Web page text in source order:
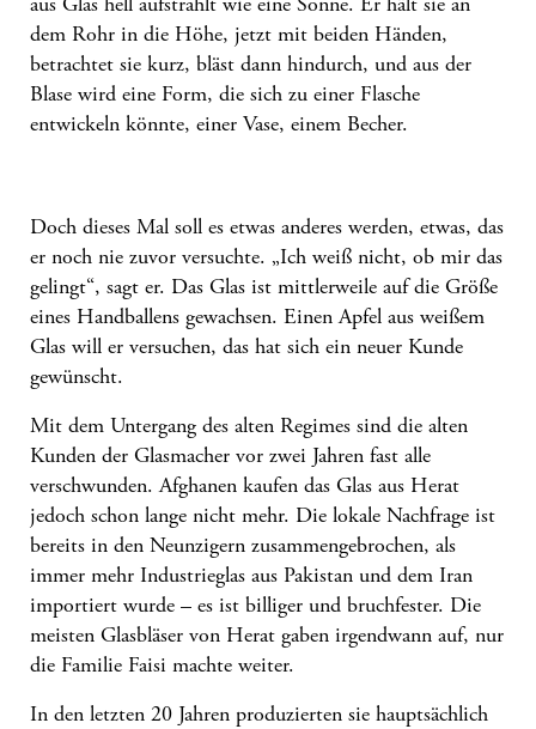
dem Rohr in die Höhe, jetzt mit beiden Händen,
betrachtet sie kurz, bläst dann hindurch, und aus der
Blase wird eine Form, die sich zu einer Flasche
entwickeln könnte, einer Vase, einem Becher.
Doch dieses Mal soll es etwas anderes werden, etwas, das
er noch nie zuvor versuchte. „Ich weiß nicht, ob mir das
gelingt“, sagt er. Das Glas ist mittlerweile auf die Größe
eines Handballens gewachsen. Einen Apfel aus weißem
Glas will er versuchen, das hat sich ein neuer Kunde
gewünscht.
Mit dem Untergang des alten Regimes sind die alten
Kunden der Glasmacher vor zwei Jahren fast alle
verschwunden. Afghanen kaufen das Glas aus Herat
jedoch schon lange nicht mehr. Die lokale Nachfrage ist
bereits in den Neunzigern zusammengebrochen, als
immer mehr Industrieglas aus Pakistan und dem Iran
importiert wurde – es ist billiger und bruchfester. Die
meisten Glasbläser von Herat gaben irgendwann auf, nur
die Familie Faisi machte weiter.
In den letzten 20 Jahren produzierten sie hauptsächlich